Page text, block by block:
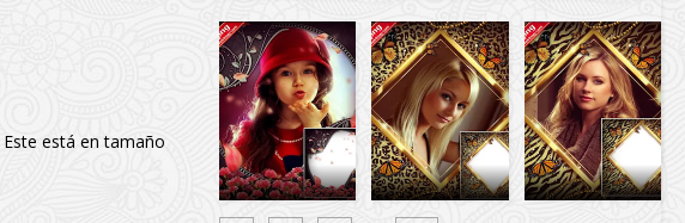
está en tamaño